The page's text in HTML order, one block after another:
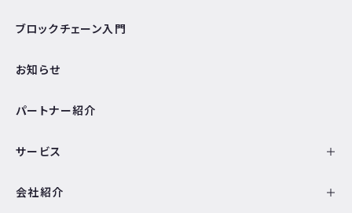
ブロックチェーン入門
お知らせ
パートナー紹介
サービス
会社紹介